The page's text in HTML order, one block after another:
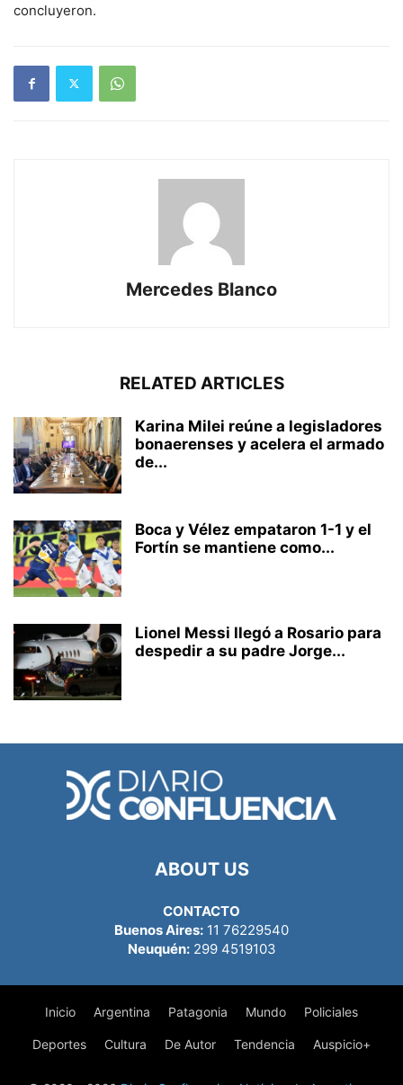
concluyeron.
Mercedes Blanco
RELATED ARTICLES
Karina Milei reúne a legisladores
bonaerenses y acelera el armado
de...
Boca y Vélez empataron 1-1 y el
Fortín se mantiene como...
Lionel Messi llegó a Rosario para
despedir a su padre Jorge...
ABOUT US
CONTACTO
Buenos Aires: 11 76229540
Neuquén:299 4519103
Inicio Argentina Patagonia Mundo Policiales
Deportes Cultura De Autor Tendencia Auspicio+